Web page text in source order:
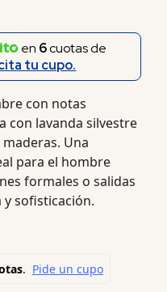
en 6cuotas de
tu cupo.
con notas
con lavanda silvestre
Una
para el hombre
formales o salidas
sofisticación.